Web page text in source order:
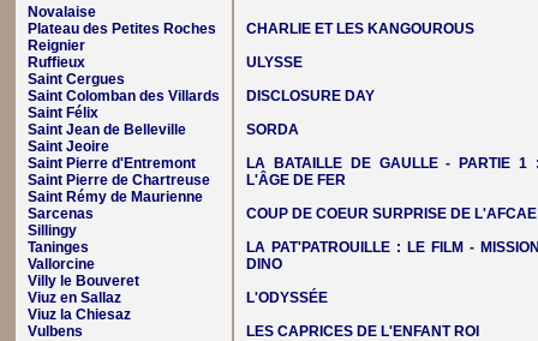
Novalaise
Plateau des Petites Roches
Reignier
Ruffieux
Saint Cergues
Saint Colomban des Villards
Saint Félix
Saint Jean de Belleville
Saint Jeoire
Saint Pierre d'Entremont
Saint Pierre de Chartreuse
Saint Rémy de Maurienne
Sarcenas
Sillingy
Taninges
Vallorcine
Villy le Bouveret
Viuz en Sallaz
Viuz la Chiesaz
Vulbens
CHARLIE ET LES KANGOUROUS
ULYSSE
DISCLOSURE DAY
SORDA
LA BATAILLE DE GAULLE - PARTIE 1
L'ÂGE DE FER
COUP DE COEUR SURPRISE DE L'AFCAE
LA PAT'PATROUILLE : LE FILM -
DINO
L'ODYSSÉE
LES CAPRICES DE L'ENFANT ROI